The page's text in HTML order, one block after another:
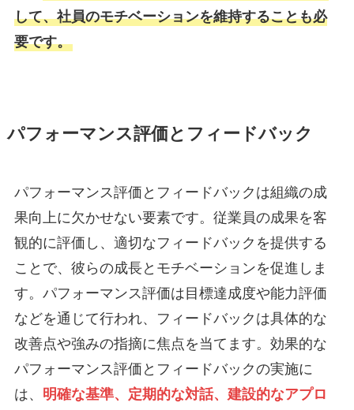
して、社員のモチベーションを維持することも必
要です。
パフォーマンス評価とフィードバック
パフォーマンス評価とフィードバックは組織の成
果向上に欠かせない要素です。従業員の成果を客
観的に評価し、適切なフィードバックを提供する
ことで、彼らの成長とモチベーションを促進しま
す。パフォーマンス評価は目標達成度や能力評価
などを通じて行われ、フィードバックは具体的な
改善点や強みの指摘に焦点を当てます。効果的な
パフォーマンス評価とフィードバックの実施に
は、 明確な基準、定期的な対話、建設的なアプロ